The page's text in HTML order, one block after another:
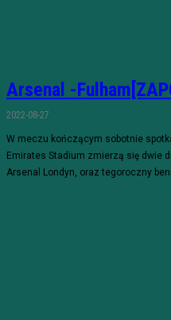
Arsenal -
2022-08-27
W meczu kończącym sobotnie
Emirates Stadium zmierzą się dwie
Arsenal Londyn, oraz tegoroczny